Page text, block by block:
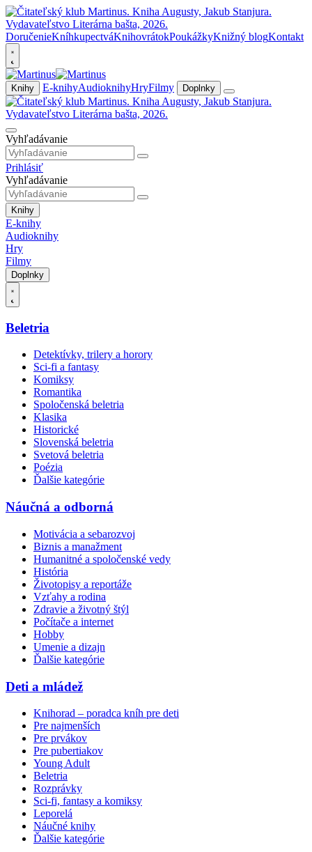
DoručenieKníhkupectváKnihovrátokPoukážkyKnižný blogKontakt
Knihy E-knihyAudioknihyHryFilmy Doplnky
Vyhľadávanie
Prihlásiť
Vyhľadávanie
Knihy
E-knihy
Audioknihy
Hry
Filmy
Doplnky
Beletria
Detektívky, trilery a horory
Sci-fi a fantasy
Komiksy
Romantika
Spoločenská beletria
Klasika
Historické
Slovenská beletria
Svetová beletria
Poézia
Ďalšie kategórie
Náučná a odborná
Motivácia a sebarozvoj
Biznis a manažment
Humanitné a spoločenské vedy
História
Životopisy a reportáže
Vzťahy a rodina
Zdravie a životný štýl
Počítače a internet
Hobby
Umenie a dizajn
Ďalšie kategórie
Deti a mládež
Knihorad – poradca kníh pre deti
Pre najmenších
Pre prvákov
Pre pubertiakov
Young Adult
Beletria
Rozprávky
Sci-fi, fantasy a komiksy
Leporelá
Náučné knihy
Ďalšie kategórie